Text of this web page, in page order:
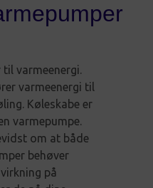
varmeenergi.
varmeenergi til
Køleskabe er
varmepumpe.
om at både
behøver
på